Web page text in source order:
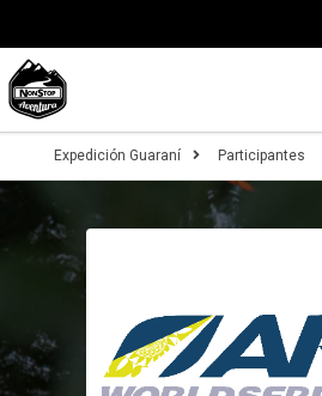
Expedición Guaraní Participantes